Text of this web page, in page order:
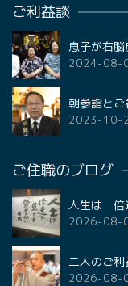
ご利益談
息子が右
2024-08-
朝参詣と
2023-10-
ご住職のブログ
人生は 倍
2026-08-
二人のご利
2026-08-